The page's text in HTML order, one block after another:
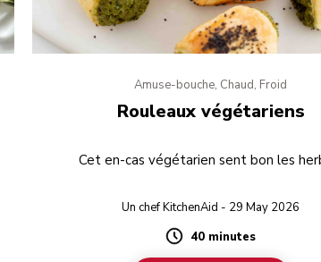
Amuse-bouche, Chaud, Froid
Rouleaux végétariens
Cet en-cas végétarien sent bon les
Un chef KitchenAid - 29 May 2026
Duration
40 minutes